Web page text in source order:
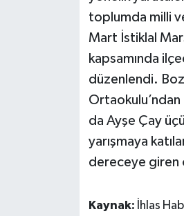
toplumda milli
Mart İstiklal
kapsamında
düzenlendi.
da Ayşe Çay
yarışmaya
dereceye giren
Kaynak: İhlas